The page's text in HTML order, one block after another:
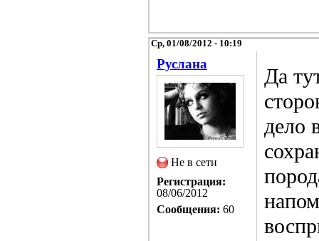
Ср, 01/08/2012 - 10:19
Русланa
Не в сети
Регистрация:
08/06/2012
Сообщения: 60
Да
дело